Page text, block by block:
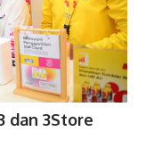
dan 3Store